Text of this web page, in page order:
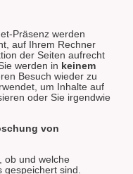
Präsenz werden
auf Ihrem Rechner
der Seiten aufrecht
werden in keinem
Besuch wieder zu
um Inhalte auf
oder Sie irgendwie
von
ob und welche
sind.